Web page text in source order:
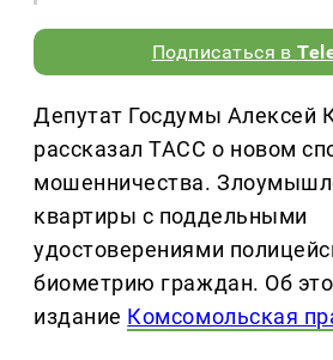
Подписаться в
Депутат Госдумы Алексей
рассказал ТАСС о новом
мошенничества.
квартиры с поддельными
удостоверениями
биометрию граждан. Об
издание Комсомольская